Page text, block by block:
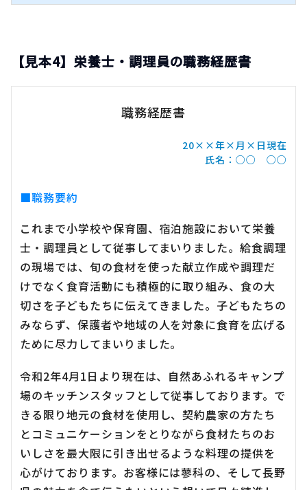
【見本4】栄養士・調理員の職務経歴書
職務経歴書
20××年×月×日現在
氏名：○○ ○○
■職務要約
これまで小学校や保育園、宿泊施設において栄養
士・調理員として従事してまいりました。給食調理
の現場では、旬の食材を使った献立作成や調理だ
けでなく食育活動にも積極的に取り組み、食の大
切さを子どもたちに伝えてきました。子どもたちの
みならず、保護者や地域の人を対象に食育を広げる
ために尽力してまいりました。
令和2年4月1日より現在は、自然あふれるキャンプ
場のキッチンスタッフとして従事しております。で
きる限り地元の食材を使用し、契約農家の方たち
とコミュニケーションをとりながら食材たちのお
いしさを最大限に引き出せるような料理の提供を
心がけております。お客様には蓼科の、そして長野